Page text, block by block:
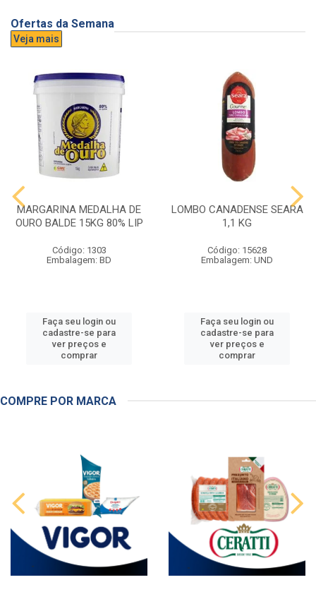
Ofertas da Semana
Veja mais
MARGARINA MEDALHA DE
OURO BALDE 15KG 80% LIP
Código: 1303
Embalagem: BD
Faça seu login ou
cadastre-se para
ver preços e
comprar
LOMBO CANADENSE SEARA
1,1 KG
Código: 15628
Embalagem: UND
Faça seu login ou
cadastre-se para
ver preços e
comprar
COMPRE POR MARCA